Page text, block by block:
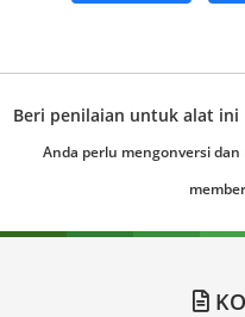
Beri penilaian untuk alat ini
Anda perlu mengonversi